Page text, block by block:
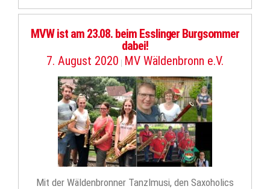
MVW ist am 23.08. beim Esslinger Burgsommer
dabei!
7. August 2020 | MV Wäldenbronn e.V.
Mit der Wäldenbronner Tanzlmusi, den Saxoholics